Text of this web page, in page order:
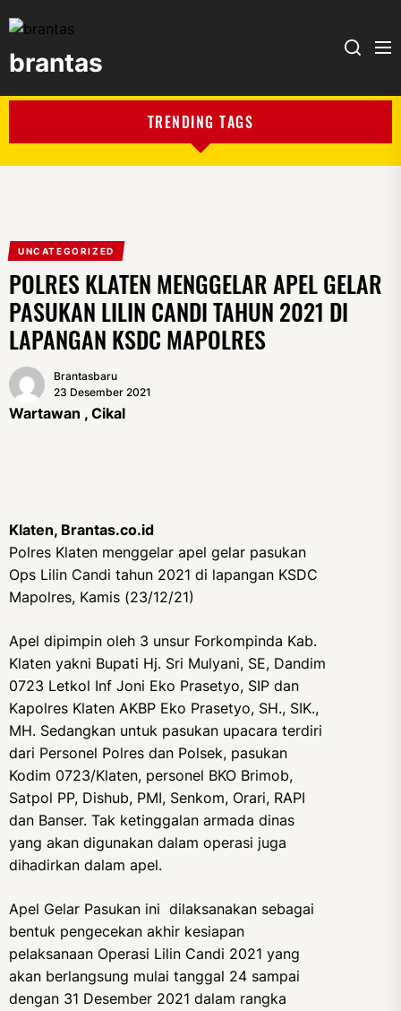
brantas
TRENDING TAGS
UNCATEGORIZED
POLRES KLATEN MENGGELAR APEL GELAR
PASUKAN LILIN CANDI TAHUN 2021 DI
LAPANGAN KSDC MAPOLRES
Brantasbaru
23 Desember 2021
Wartawan , Cikal
Klaten, Brantas.co.id
Polres Klaten menggelar apel gelar pasukan
Ops Lilin Candi tahun 2021 di lapangan KSDC
Mapolres, Kamis (23/12/21)
Apel dipimpin oleh 3 unsur Forkompinda Kab.
Klaten yakni Bupati Hj. Sri Mulyani, SE, Dandim
0723 Letkol Inf Joni Eko Prasetyo, SIP dan
Kapolres Klaten AKBP Eko Prasetyo, SH., SIK.,
MH. Sedangkan untuk pasukan upacara terdiri
dari Personel Polres dan Polsek, pasukan
Kodim 0723/Klaten, personel BKO Brimob,
Satpol PP, Dishub, PMI, Senkom, Orari, RAPI
dan Banser. Tak ketinggalan armada dinas
yang akan digunakan dalam operasi juga
dihadirkan dalam apel.
Apel Gelar Pasukan ini dilaksanakan sebagai
bentuk pengecekan akhir kesiapan
pelaksanaan Operasi Lilin Candi 2021 yang
akan berlangsung mulai tanggal 24 sampai
dengan 31 Desember 2021 dalam rangka